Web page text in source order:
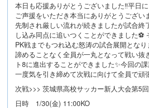
本日も応援ありがとうございました‼️平日
ご声援をいただき本当にありがとうござい
先制され厳しい流れが続きましたが試合終
し込み同点に追いつくことができました⚽️
PK戦までもつれ込む怒涛の試合展開とな
諦めることなく全員が一丸となって戦い抜
ト8に進出することができました✨今回の
一度気を引き締めて次戦に向けて全員で頑
次戦>>> 茨城県高校サッカー新人大会第5
日時 1/30(金) 11:00KO